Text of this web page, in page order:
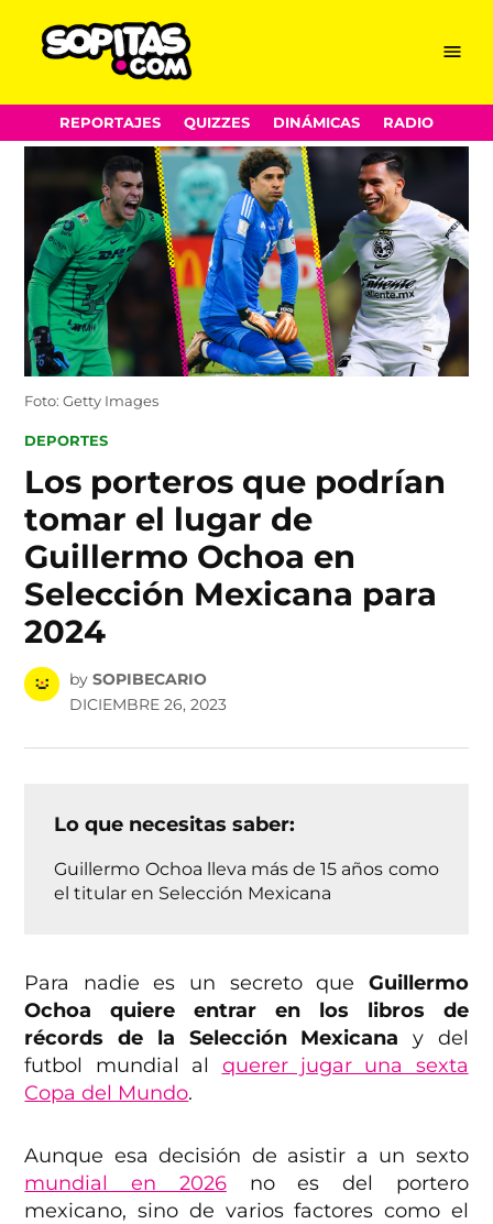
Skip
to
content
Menu
REPORTAJES QUIZZES DINÁMICAS RADIO
Foto: Getty Images
POSTED
DEPORTES
Los porteros que podrían
tomar el lugar de
Guillermo Ochoa en
Selección Mexicana para
2024
by SOPIBECARIO
DICIEMBRE 26, 2023
Lo que necesitas saber:
Guillermo Ochoa lleva más de 15 años como
el titular en Selección Mexicana
Para nadie es un secreto que Guillermo
Ochoa quiere entrar en los libros de
récords de la Selección Mexicana y del
futbol mundial al querer jugar una sexta
Copa del Mundo.
Aunque esa decisión de asistir a un sexto
mundial en 2026no es del portero
mexicano, sino de varios factores como el